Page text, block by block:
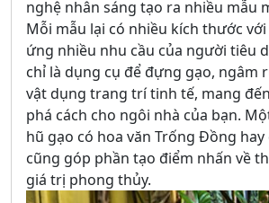
nghệ nhân sáng tạo ra nhiều mẫu
Mỗi mẫu lại có nhiều kích thước
ứng nhiều nhu cầu của người tiêu
chỉ là dụng cụ để đựng gạo, ngâm
vật dụng trang trí tinh tế, mang
phá cách cho ngôi nhà của bạn.
hũ gạo có hoa văn Trống Đồng hay
cũng góp phần tạo điểm nhấn về
giá trị phong thủy.